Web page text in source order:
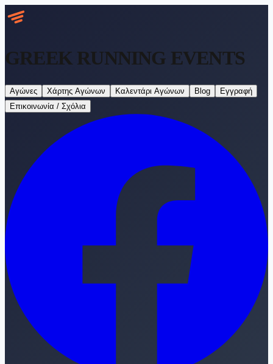
GREEK RUNNING EVENTS
Αγώνες Χάρτης Αγώνων Καλεντάρι Αγώνων Blog
Εγγραφή
Επικοινωνία / Σχόλια